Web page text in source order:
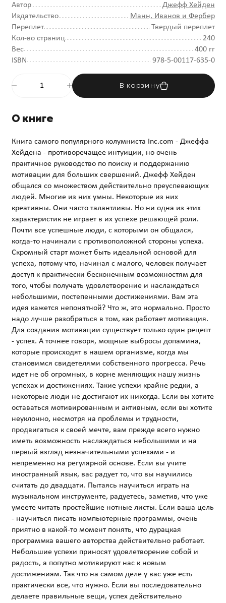
Автор
Джефф Хейден
Издательство
Манн, Иванов и Фербер
Переплет
Твердый переплет
Кол-во страниц
240
Вес
400 гг
ISBN
978-5-00117-635-0
В корзину
О книге
Книга самого популярного колумниста Inc.com - Джеффа
Хейдена - противоречащее интуиции, но очень
практичное руководство по поиску и поддержанию
мотивации для больших свершений. Джефф Хейден
общался со множеством действительно преуспевающих
людей. Многие из них умны. Некоторые из них
креативны. Они часто талантливы. Но ни одна из этих
характеристик не играет в их успехе решающей роли.
Почти все успешные люди, с которыми он общался,
когда-то начинали с противоположной стороны успеха.
Скромный старт может быть идеальной основой для
успеха, потому что, начиная с малого, человек получает
доступ к практически бесконечным возможностям для
того, чтобы получать удовлетворение и наслаждаться
небольшими, постепенными достижениями. Вам эта
идея кажется непонятной? Что ж, это нормально. Просто
надо лучше разобраться в том, как работает мотивация.
Для создания мотивации существует только один рецепт
- успех. А точнее говоря, мощные выбросы допамина,
которые происходят в нашем организме, когда мы
становимся свидетелями собственного прогресса. Речь
идет не об огромных, в корне меняющих нашу жизнь
успехах и достижениях. Такие успехи крайне редки, а
некоторые люди не достигают их никогда. Если вы хотите
оставаться мотивированным и активным, если вы хотите
неуклонно, несмотря на проблемы и трудности,
продвигаться к своей мечте, вам прежде всего нужно
иметь возможность наслаждаться небольшими и на
первый взгляд незначительными успехами - и
непременно на регулярной основе. Если вы учите
иностранный язык, вас радует то, что вы научились
считать до двадцати. Пытаясь научиться играть на
музыкальном инструменте, радуетесь, заметив, что уже
умеете читать простейшие нотные листы. Если ваша цель
- научиться писать компьютерные программы, очень
приятно в какой-то момент понять, что дурацкая
программка вашего авторства действительно работает.
Небольшие успехи приносят удовлетворение собой и
радость, а попутно мотивируют нас к новым
достижениям. Так что на самом деле у вас уже есть
практически все, что нужно. Если вы последовательно
делаете правильные вещи, успех действительно